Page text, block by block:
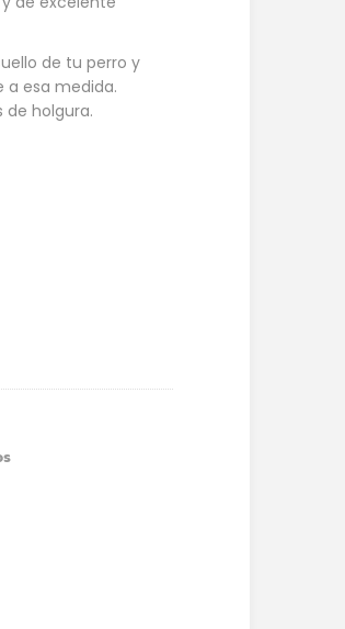
de tu perro y
a esa medida.
holgura.